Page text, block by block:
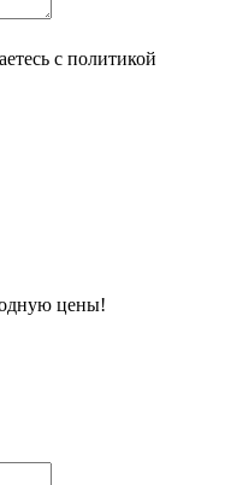
с политикой
цены!